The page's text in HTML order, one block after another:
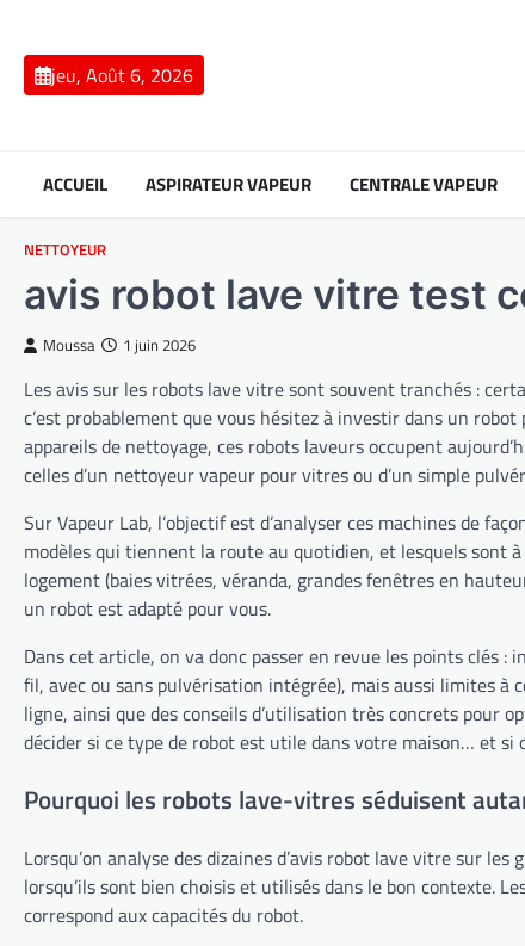
contentjeu, Août 6, 2026
ACCUEIL ASPIRATEUR VAPEUR CENTRALE VAPEUR
NETTOYEUR
avis robot lave vitre test
Moussa 1 juin 2026
Les avis sur les robots lave vitre sont souvent tranchés :
c’est probablement que vous hésitez à investir dans un
appareils de nettoyage, ces robots laveurs occupent
celles d’un nettoyeur vapeur pour vitres ou d’un simple
Sur Vapeur Lab, l’objectif est d’analyser ces machines de
modèles qui tiennent la route au quotidien, et lesquels sont
logement (baies vitrées, véranda, grandes fenêtres en
un robot est adapté pour vous.
Dans cet article, on va donc passer en revue les points clés
fil, avec ou sans pulvérisation intégrée), mais aussi limites à
ligne, ainsi que des conseils d’utilisation très concrets pour
décider si ce type de robot est utile dans votre maison… et
Pourquoi les robots lave-vitres séduisent
Lorsqu’on analyse des dizaines d’avis robot lave vitre sur
lorsqu’ils sont bien choisis et utilisés dans le bon contexte.
correspond aux capacités du robot.